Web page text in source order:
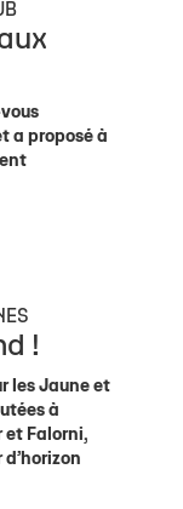
a proposé à
!
les Jaune et
à
et Falorni,